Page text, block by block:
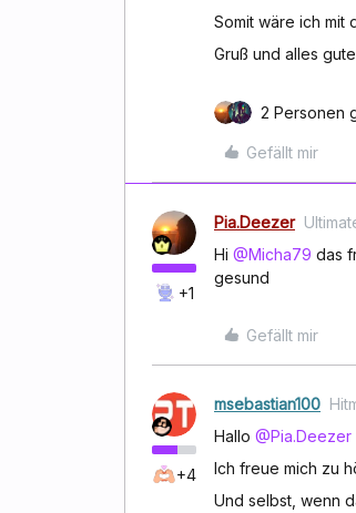
Somit wäre ich mit
Gruß und alles
2 Personen
Gefällt mir
+1
Pia.Deezer
Hi @Micha79 das
gesund
Gefällt mir
+4
msebastian100
Hallo @Pia.Deezer
Ich freue mich zu
Und selbst, wenn